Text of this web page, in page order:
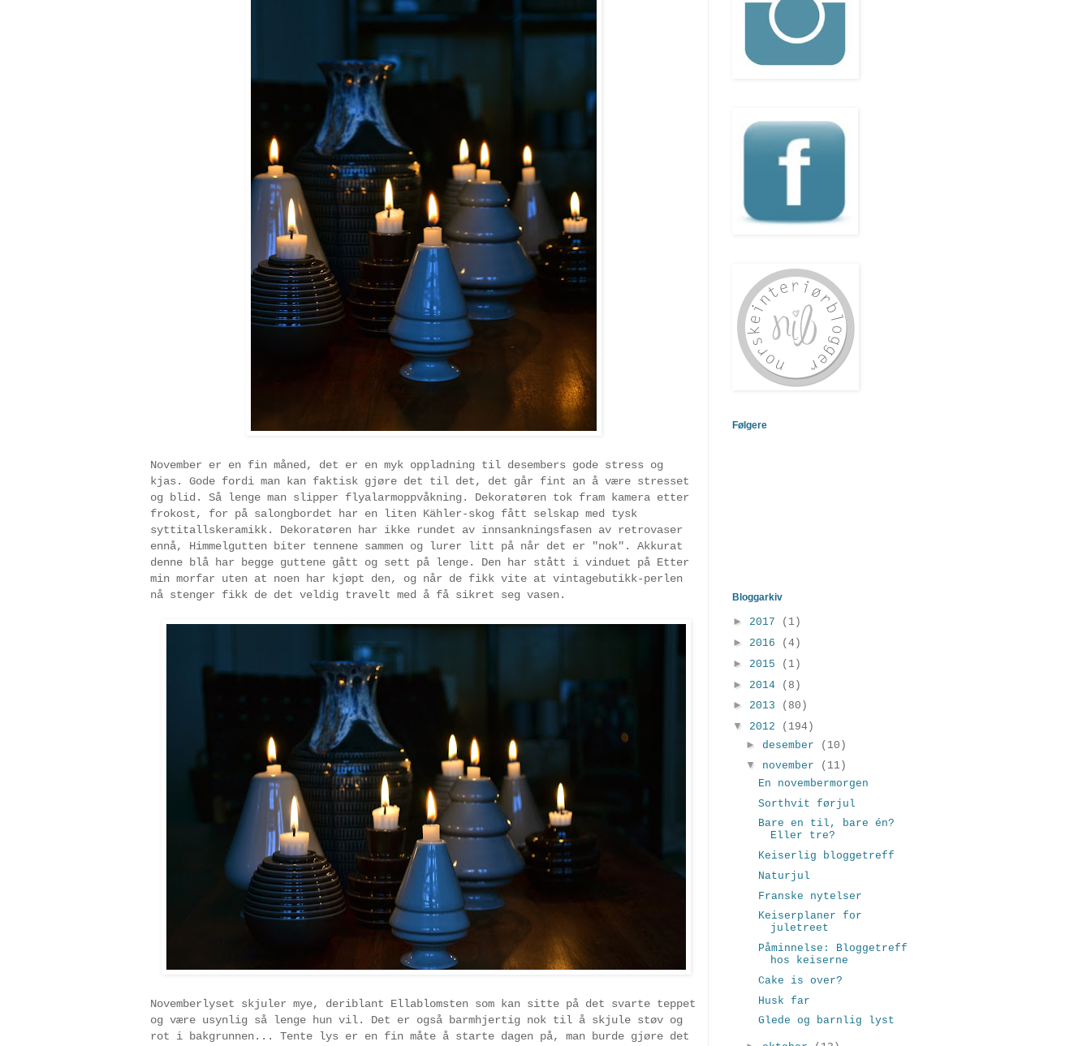
November er en fin måned, det er en myk oppladning til desembers gode stress og
kjas. Gode fordi man kan faktisk gjøre det til det, det går fint an å være stresset
og blid. Så lenge man slipper flyalarmoppvåkning. Dekoratøren tok fram kamera etter
frokost, for på salongbordet har en liten Kähler-skog fått selskap med tysk
syttitallskeramikk. Dekoratøren har ikke rundet av innsankningsfasen av retrovaser
ennå, Himmelgutten biter tennene sammen og lurer litt på når det er "nok". Akkurat
denne blå har begge guttene gått og sett på lenge. Den har stått i vinduet på Etter
min morfar uten at noen har kjøpt den, og når de fikk vite at vintagebutikk-perlen
nå stenger fikk de det veldig travelt med å få sikret seg vasen.
Novemberlyset skjuler mye, deriblant Ellablomsten som kan sitte på det svarte teppet
og være usynlig så lenge hun vil. Det er også barmhjertig nok til å skjule støv og
rot i bakgrunnen... Tente lys er en fin måte å starte dagen på, man burde gjøre det
Følgere
Bloggarkiv
► 2017
(1)
► 2016
(4)
► 2015
(1)
► 2014
(8)
► 2013
(80)
▼ 2012
(194)
► desember
(10)
▼ november
(11)
En novembermorgen
Sorthvit førjul
Bare en til, bare én?
Eller tre?
Keiserlig bloggetreff
Naturjul
Franske nytelser
Keiserplaner for
juletreet
Påminnelse: Bloggetreff
hos keiserne
Cake is over?
Husk far
Glede og barnlig lyst